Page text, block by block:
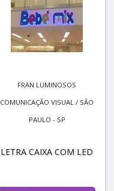
FRAN LUMINOSOS
COMUNICAÇÃO VISUAL / SÃO
PAULO - SP
LETRA CAIXA COM LED